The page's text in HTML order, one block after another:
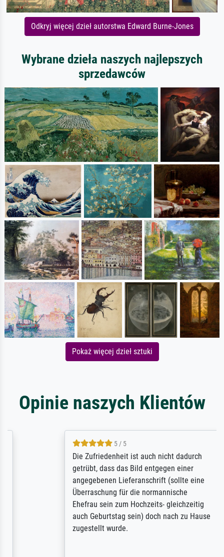
Odkryj więcej dzieł autorstwa Edward Burne-Jones
Wybrane dzieła naszych najlepszych
sprzedawców
Pokaż więcej dzieł sztuki
Opinie naszych Klientów
5 / 5
Die Zufriedenheit ist auch nicht dadurch
getrübt, dass das Bild entgegen einer
angegebenen Lieferanschrift (sollte eine
Überraschung für die normannische
Ehefrau sein zum Hochzeits- gleichzeitig
auch Geburtstag sein) doch nach zu Hause
zugestellt wurde.